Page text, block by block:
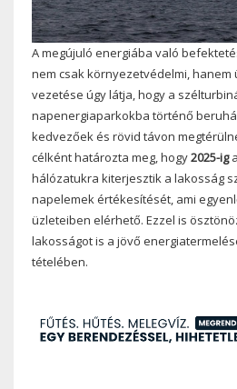
A megújuló energiába való
nem csak környezetvédelmi, hanem
vezetése úgy látja, hogy a
napenergiaparkokba történő
kedvezőek és rövid távon
célként határozta meg, hogy2025-ig
hálózatukra kiterjesztik a lakosság
napelemek értékesítését, ami
üzleteiben elérhető. Ezzel is
lakosságot is a jövő
tételében.